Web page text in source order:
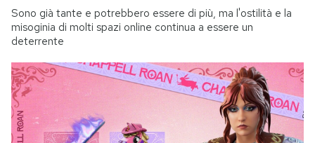
Sono già tante e potrebbero essere di più, ma l'ostilità e la
misoginia di molti spazi online continua a essere un
deterrente